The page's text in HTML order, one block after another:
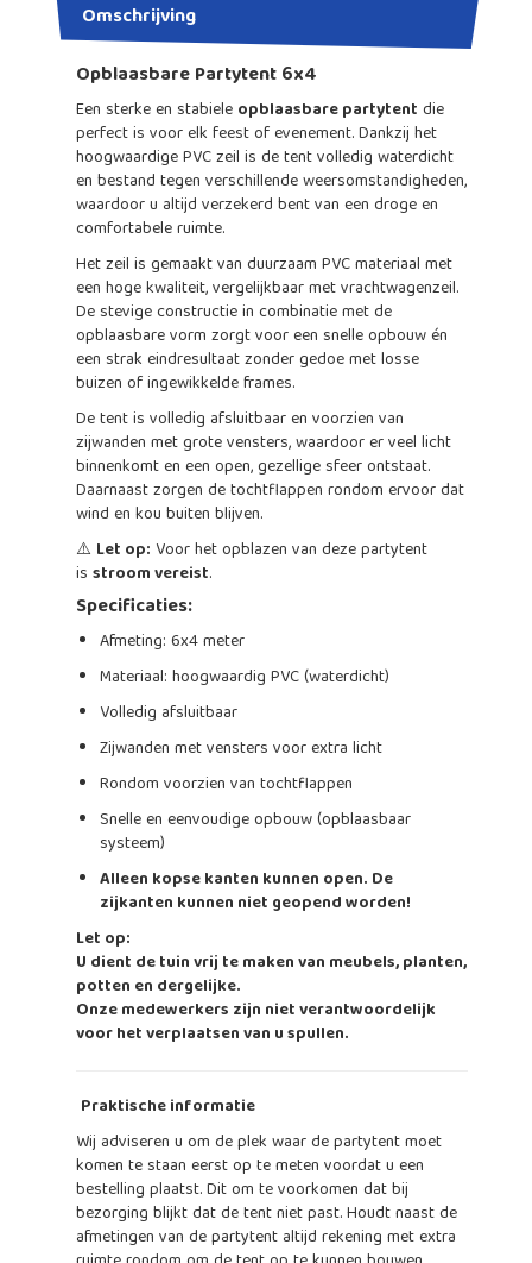
Omschrijving
Opblaasbare Partytent 6x4
Een sterke en stabiele opblaasbare partytent die
perfect is voor elk feest of evenement. Dankzij het
hoogwaardige PVC zeil is de tent volledig waterdicht
en bestand tegen verschillende weersomstandigheden,
waardoor u altijd verzekerd bent van een droge en
comfortabele ruimte.
Het zeil is gemaakt van duurzaam PVC materiaal met
een hoge kwaliteit, vergelijkbaar met vrachtwagenzeil.
De stevige constructie in combinatie met de
opblaasbare vorm zorgt voor een snelle opbouw én
een strak eindresultaat zonder gedoe met losse
buizen of ingewikkelde frames.
De tent is volledig afsluitbaar en voorzien van
zijwanden met grote vensters, waardoor er veel licht
binnenkomt en een open, gezellige sfeer ontstaat.
Daarnaast zorgen de tochtflappen rondom ervoor dat
wind en kou buiten blijven.
⚠️ Let op: Voor het opblazen van deze partytent
is stroom vereist.
Specificaties:
Afmeting: 6x4 meter
Materiaal: hoogwaardig PVC (waterdicht)
Volledig afsluitbaar
Zijwanden met vensters voor extra licht
Rondom voorzien van tochtflappen
Snelle en eenvoudige opbouw (opblaasbaar
systeem)
Alleen kopse kanten kunnen open. De
zijkanten kunnen niet geopend worden!
Let op:
U dient de tuin vrij te maken van meubels, planten,
potten en dergelijke.
Onze medewerkers zijn niet verantwoordelijk
voor het verplaatsen van u spullen.
Praktische informatie
Wij adviseren u om de plek waar de partytent moet
komen te staan eerst op te meten voordat u een
bestelling plaatst. Dit om te voorkomen dat bij
bezorging blijkt dat de tent niet past. Houdt naast de
afmetingen van de partytent altijd rekening met extra